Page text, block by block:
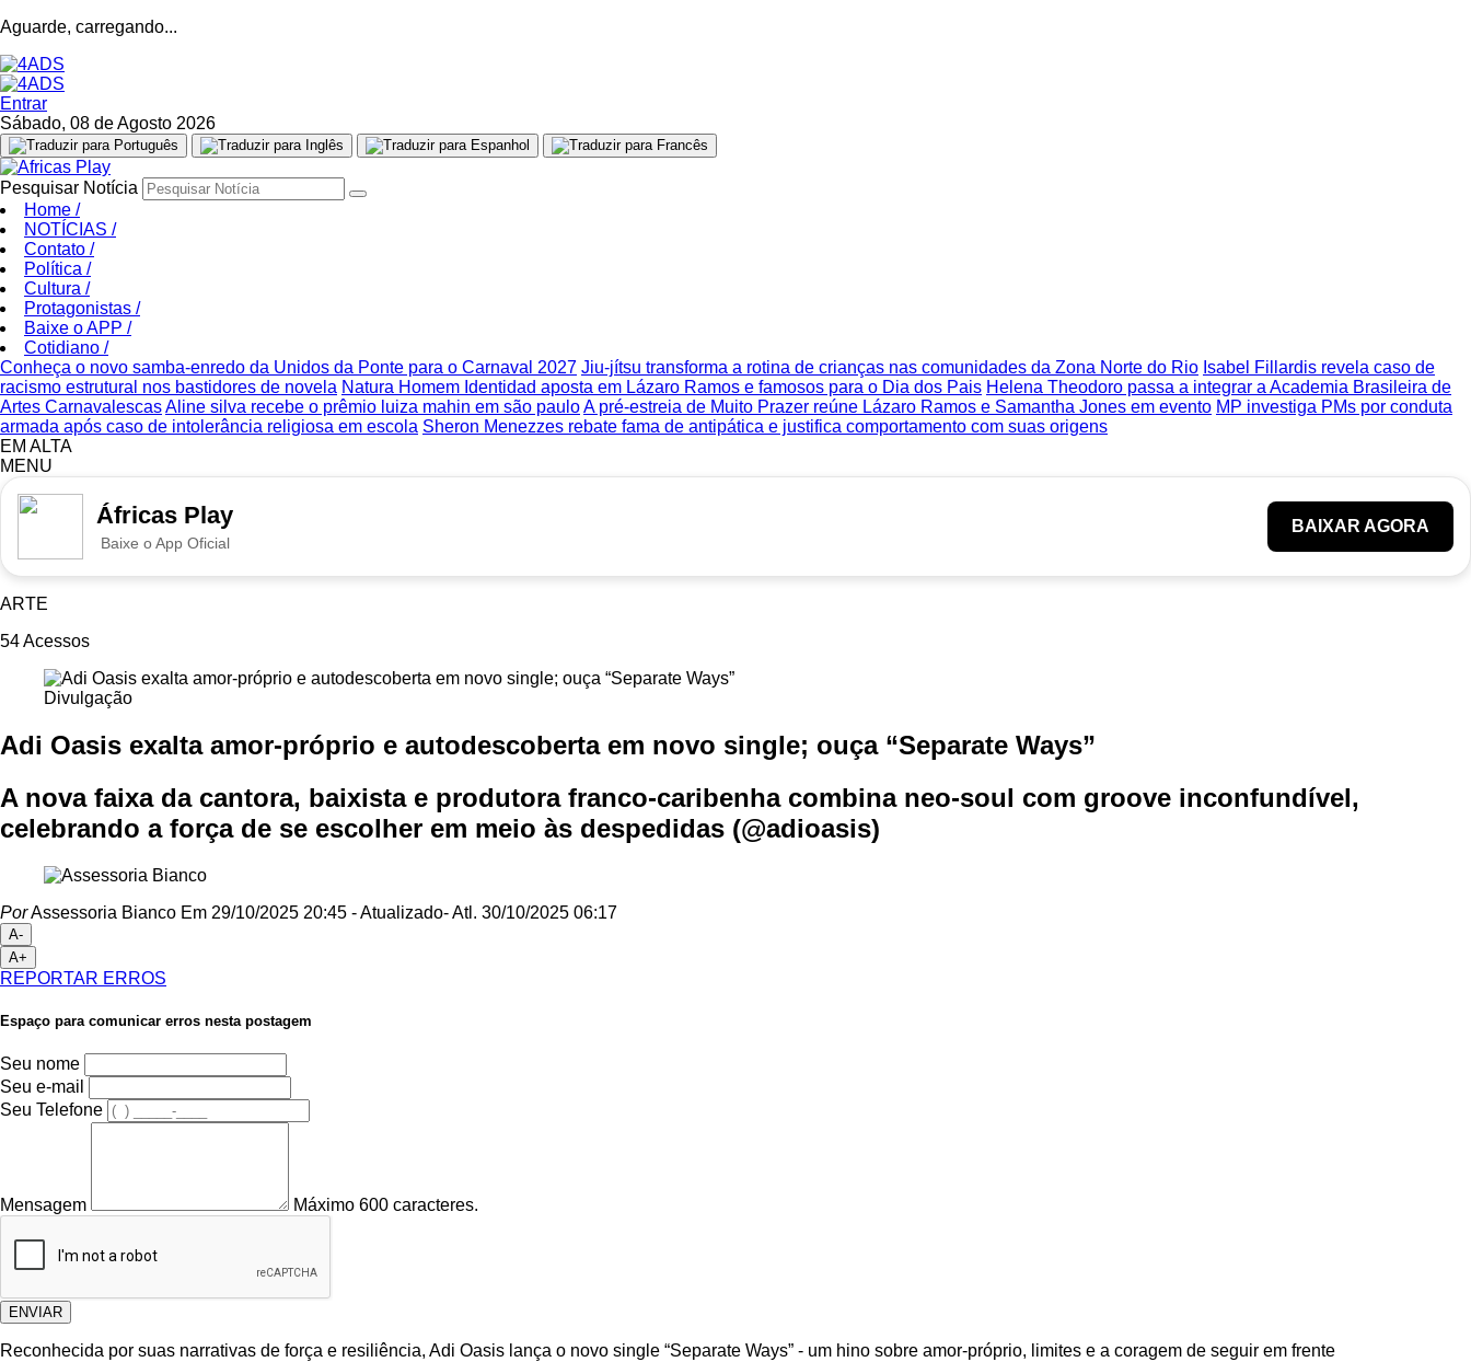
Aguarde, carregando...
Entrar
Sábado, 08 de Agosto 2026
Pesquisar Notícia
Home /
NOTÍCIAS /
Contato /
Política /
Cultura /
Protagonistas /
Baixe o APP /
Cotidiano /
Conheça o novo samba-enredo da Unidos da Ponte para o Carnaval 2027 Jiu-jítsu transforma a rotina de crianças nas comunidades da Zona Norte do Rio Isabel Fillardis revela caso de
racismo estrutural nos bastidores de novela Natura Homem Identidad aposta em Lázaro Ramos e famosos para o Dia dos Pais Helena Theodoro passa a integrar a Academia Brasileira de
Artes CarnavalescasAline silva recebe o prêmio luiza mahin em são pauloA pré-estreia de Muito Prazer reúne Lázaro Ramos e Samantha Jones em evento MP investiga PMs por conduta
armada após caso de intolerância religiosa em escola Sheron Menezzes rebate fama de antipática e justifica comportamento com suas origens
EM ALTA
MENU
Áfricas Play
Baixe o App Oficial
BAIXAR AGORA
ARTE
54Acessos
Divulgação
Adi Oasis exalta amor-próprio e autodescoberta em novo single; ouça “Separate Ways”
A nova faixa da cantora, baixista e produtora franco-caribenha combina neo-soul com groove inconfundível,
celebrando a força de se escolher em meio às despedidas (@adioasis)
PorAssessoria Bianco Em 29/10/2025 20:45 - Atualizado- Atl. 30/10/2025 06:17
A-
A+
REPORTAR ERROS
Espaço para comunicar erros nesta postagem
Seu nome
Seu e-mail
Seu Telefone
Mensagem Máximo 600 caracteres.
ENVIAR
Reconhecida por suas narrativas de força e resiliência, Adi Oasis lança o novo single “Separate Ways” - um hino sobre amor-próprio, limites e a coragem de seguir em frente